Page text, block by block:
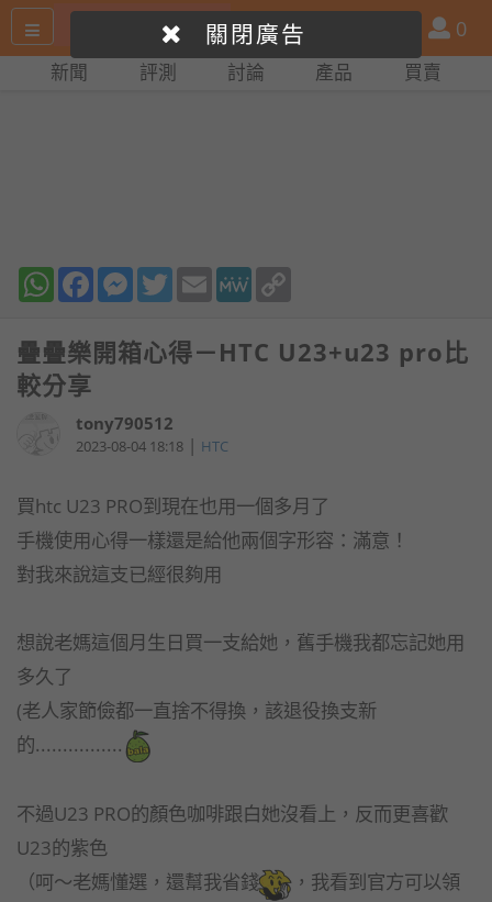
尋
產
品
比
會
員
0
新聞 評測 討論 產品 買賣
WhatsAppFacebookMessenger
TwitterEmail MeWe
疊疊樂開箱心得－HTC U23+u23 pro比
較分享
tony790512
2023-08-04 18:18 | HTC
買htc U23 PRO到現在也用一個多月了
手機使用心得一樣還是給他兩個字形容：滿意！
對我來說這支已經很夠用
想說老媽這個月生日買一支給她，舊手機我都忘記她用
多久了
(老人家節儉都一直捨不得換，該退役換支新
的................
不過U23 PRO的顏色咖啡跟白她沒看上，反而更喜歡
U23的紫色
（呵～老媽懂選，還幫我省錢
，我看到官方可以領
關閉廣告